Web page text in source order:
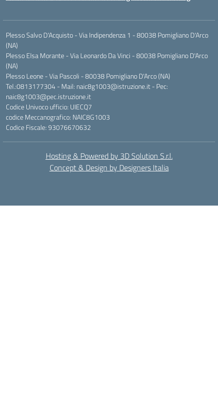
Plesso Salvo D'Acquisto - Via Indipendenza 1 - 80038 Pomigliano D'Arco
(NA)
Plesso Elsa Morante - Via Leonardo Da Vinci - 80038 Pomigliano D'Arco
(NA)
Plesso Leone - Via Pascoli - 80038 Pomigliano D'Arco (NA)
Tel.:0813177304 - Mail: naic8g1003@istruzione.it - Pec:
naic8g1003@pec.istruzione.it
Codice Univoco ufficio: UIECQ7
codice Meccanografico: NAIC8G1003
Codice Fiscale: 93076670632
Hosting & Powered by 3D Solution S.r.l.
Concept & Design by Designers Italia